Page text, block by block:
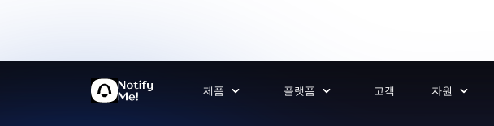
제품 플랫폼 고객 자원